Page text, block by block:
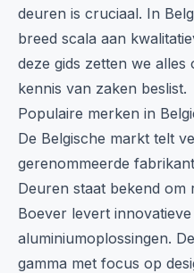
deuren is cruciaal. In
breed scala aan
deze gids zetten we alles
kennis van zaken beslist.
Populaire merken in
De Belgische markt telt
gerenommeerde
Deuren staat bekend om
Boever levert innovatieve
aluminiumoplossingen.
gamma met focus op